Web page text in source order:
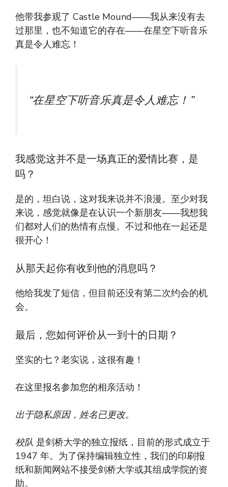
他带我参观了 Castle Mound——我从来没有去
过那里，也不知道它的存在——在星空下听音乐
真是令人难忘！
“在星空下听音乐真是令人难忘！”
我感觉这并不是一场真正的爱情比赛，是
吗？
是的，坦白说，这对我来说并不浪漫。至少对我
来说，感觉就像是在认识一个新朋友——我想我
们都对人们的热情有点慢。不过和他在一起还是
很开心！
从那天起你有收到他的消息吗？
他给我发了短信，但目前还没有第二次约会的机
会。
最后，您如何评价从一到十的日期？
坚实的七？老实说，这很有趣！
在这里报名参加您的相亲活动！
出于隐私原因，姓名已更改。
校队 是剑桥大学的独立报纸，目前的形式成立于
1947 年。为了保持编辑独立性，我们的印刷报
纸和新闻网站不接受剑桥大学或其组成学院的资
助。